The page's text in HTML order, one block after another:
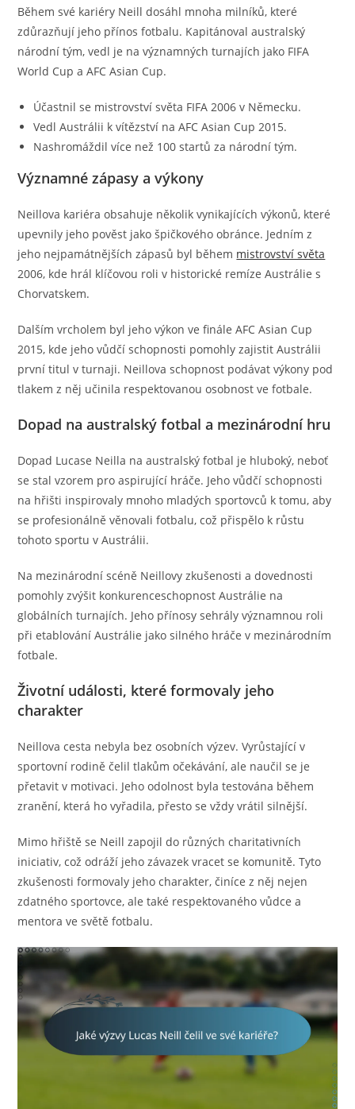
Během své kariéry Neill dosáhl mnoha milníků, které
zdůrazňují jeho přínos fotbalu. Kapitánoval australský
národní tým, vedl je na významných turnajích jako FIFA
World Cup a AFC Asian Cup.
Účastnil se mistrovství světa FIFA 2006 v Německu.
Vedl Austrálii k vítězství na AFC Asian Cup 2015.
Nashromáždil více než 100 startů za národní tým.
Významné zápasy a výkony
Neillova kariéra obsahuje několik vynikajících výkonů, které
upevnily jeho pověst jako špičkového obránce. Jedním z
jeho nejpamátnějších zápasů byl během mistrovství světa
2006, kde hrál klíčovou roli v historické remíze Austrálie s
Chorvatskem.
Dalším vrcholem byl jeho výkon ve finále AFC Asian Cup
2015, kde jeho vůdčí schopnosti pomohly zajistit Austrálii
první titul v turnaji. Neillova schopnost podávat výkony pod
tlakem z něj učinila respektovanou osobnost ve fotbale.
Dopad na australský fotbal a mezinárodní hru
Dopad Lucase Neilla na australský fotbal je hluboký, neboť
se stal vzorem pro aspirující hráče. Jeho vůdčí schopnosti
na hřišti inspirovaly mnoho mladých sportovců k tomu, aby
se profesionálně věnovali fotbalu, což přispělo k růstu
tohoto sportu v Austrálii.
Na mezinárodní scéně Neillovy zkušenosti a dovednosti
pomohly zvýšit konkurenceschopnost Austrálie na
globálních turnajích. Jeho přínosy sehrály významnou roli
při etablování Austrálie jako silného hráče v mezinárodním
fotbale.
Životní události, které formovaly jeho
charakter
Neillova cesta nebyla bez osobních výzev. Vyrůstající v
sportovní rodině čelil tlakům očekávání, ale naučil se je
přetavit v motivaci. Jeho odolnost byla testována během
zranění, která ho vyřadila, přesto se vždy vrátil silnější.
Mimo hřiště se Neill zapojil do různých charitativních
iniciativ, což odráží jeho závazek vracet se komunitě. Tyto
zkušenosti formovaly jeho charakter, činíce z něj nejen
zdatného sportovce, ale také respektovaného vůdce a
mentora ve světě fotbalu.